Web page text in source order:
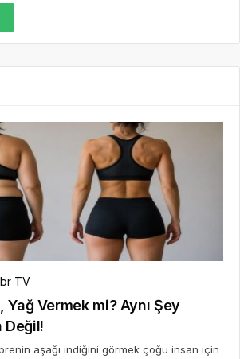
TV
Yağ Vermek mi? Aynı Şey
Değil!
ibrenin aşağı indiğini görmek çoğu insan için